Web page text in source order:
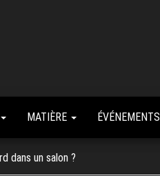
MATIÈRE ÉVÉNEMENTS
dans un salon ?